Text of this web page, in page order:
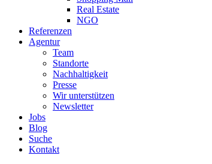
Real Estate
NGO
Referenzen
Agentur
Team
Standorte
Nachhaltigkeit
Presse
Wir unterstützen
Newsletter
Jobs
Blog
Suche
Kontakt